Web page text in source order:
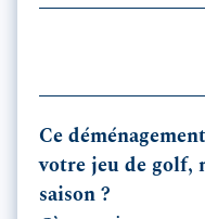
Ce
votre jeu de golf,
saison ?